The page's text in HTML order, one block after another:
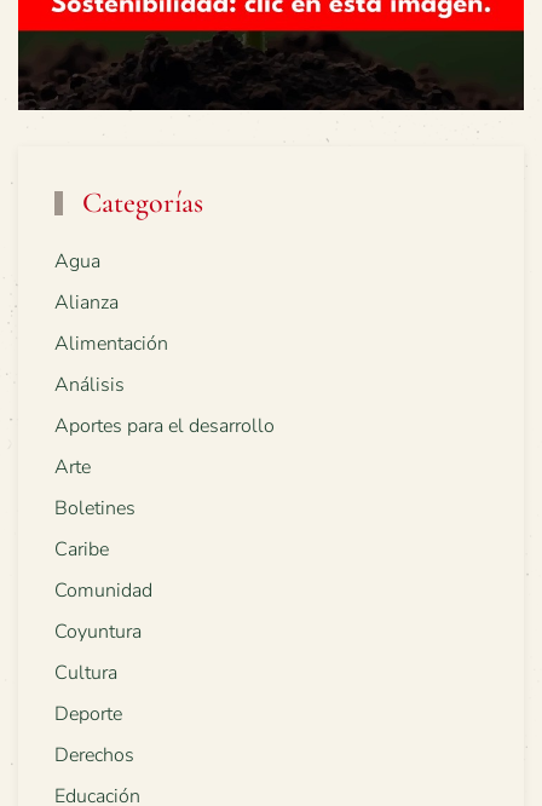
Categorías
Agua
Alianza
Alimentación
Análisis
Aportes para el desarrollo
Arte
Boletines
Caribe
Comunidad
Coyuntura
Cultura
Deporte
Derechos
Educación